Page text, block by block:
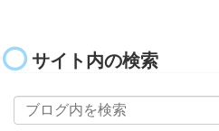
サイト内の検索